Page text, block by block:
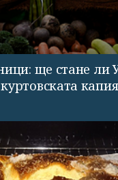
ще стане ли
капия